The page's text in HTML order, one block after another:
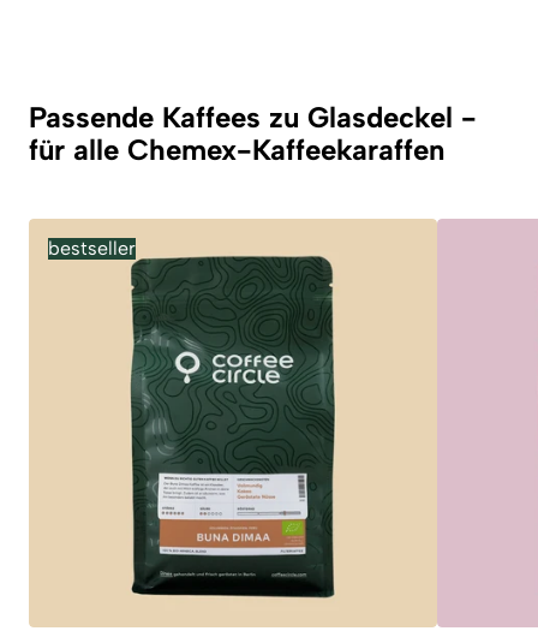
Passende Kaffees zu Glasdeckel -
für alle Chemex-Kaffeekaraffen
bestseller